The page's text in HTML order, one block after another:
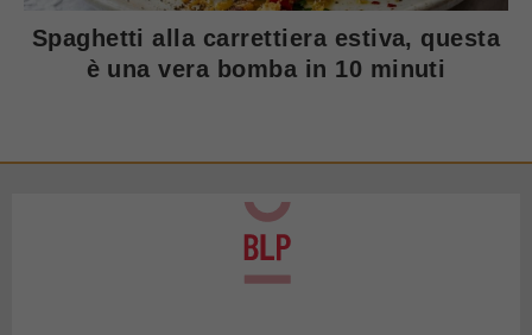
Spaghetti alla carrettiera estiva, questa
è una vera bomba in 10 minuti